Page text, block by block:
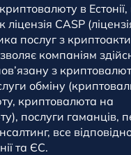
в
CASP
послуг з
компаніям
з
обміну
криптовалюта на
послуги гаманців,
все
та ЄС.